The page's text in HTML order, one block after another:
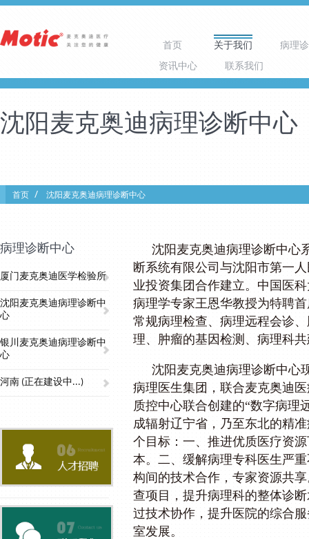
首页 关于我们
病理
资讯中心
联系我们
沈阳麦克奥迪病理诊断中心
首页 沈阳麦克奥迪病理诊断中心
病理诊断中心
厦门麦克奥迪医学检验所
沈阳麦克奥迪病理诊断中
心
银川麦克奥迪病理诊断中
心
河南 (正在建设中...)
沈阳麦克奥迪病理诊断中心
断系统有限公司与沈阳市第一
业投资集团合作建立。中国医
病理学专家王恩华教授为特聘
常规病理检查、病理远程会诊
理、肿瘤的基因检测、病理科
沈阳麦克奥迪病理诊断中心
病理医生集团，联合麦克奥迪
质控中心联合创建的“数字病理
成辐射辽宁省，乃至东北的精
个目标：一、推进优质医疗资
本。二、缓解病理专科医生严
构间的技术合作，专家资源共
查项目，提升病理科的整体诊
过技术协作，提升医院的综合
室发展。